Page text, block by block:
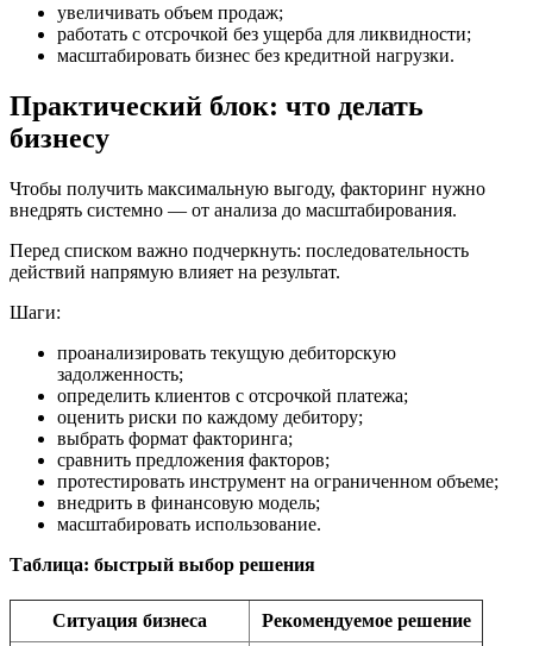
увеличивать объем продаж;
работать с отсрочкой без ущерба для ликвидности;
масштабировать бизнес без кредитной нагрузки.
Практический блок: что делать
бизнесу
Чтобы получить максимальную выгоду, факторинг нужно
внедрять системно — от анализа до масштабирования.
Перед списком важно подчеркнуть: последовательность
действий напрямую влияет на результат.
Шаги:
проанализировать текущую дебиторскую
задолженность;
определить клиентов с отсрочкой платежа;
оценить риски по каждому дебитору;
выбрать формат факторинга;
сравнить предложения факторов;
протестировать инструмент на ограниченном объеме;
внедрить в финансовую модель;
масштабировать использование.
Таблица: быстрый выбор решения
Ситуация бизнеса Рекомендуемое решение